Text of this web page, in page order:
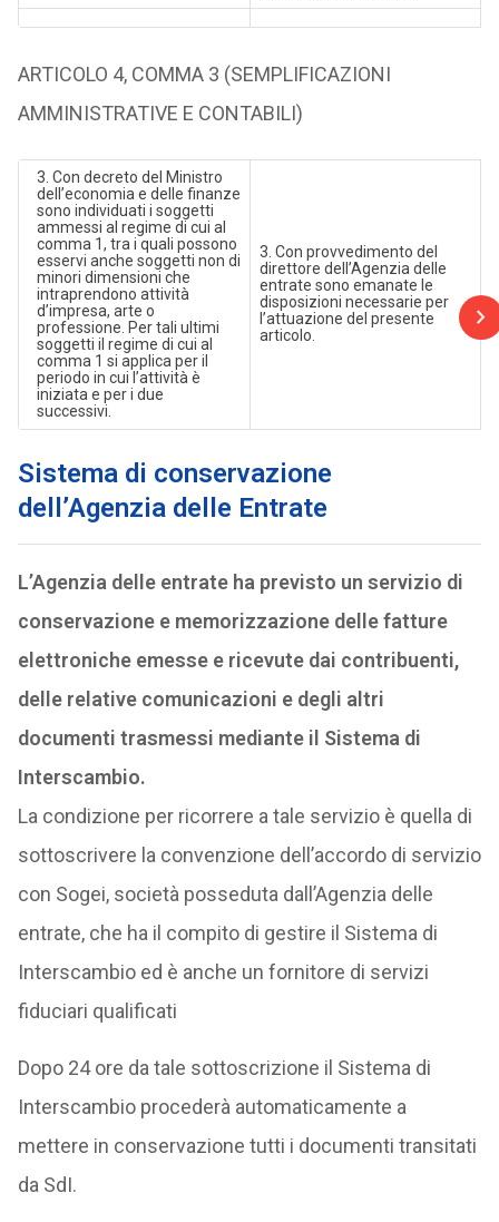
ARTICOLO 4, COMMA 3 (SEMPLIFICAZIONI
AMMINISTRATIVE E CONTABILI)
3. Con decreto del Ministro
dell’economia e delle finanze
sono individuati i soggetti
ammessi al regime di cui al
comma 1, tra i quali possono
esservi anche soggetti non di
minori dimensioni che
intraprendono attività
d’impresa, arte o
professione. Per tali ultimi
soggetti il regime di cui al
comma 1 si applica per il
periodo in cui l’attività è
iniziata e per i due
successivi.
3. Con provvedimento del
direttore dell’Agenzia delle
entrate sono emanate le
disposizioni necessarie per
l’attuazione del presente
articolo.
Sistema di conservazione
dell’Agenzia delle Entrate
L’Agenzia delle entrate ha previsto un servizio di
conservazione e memorizzazione delle fatture
elettroniche emesse e ricevute dai contribuenti,
delle relative comunicazioni e degli altri
documenti trasmessi mediante il Sistema di
Interscambio.
La condizione per ricorrere a tale servizio è quella di
sottoscrivere la convenzione dell’accordo di servizio
con Sogei, società posseduta dall’Agenzia delle
entrate, che ha il compito di gestire il Sistema di
Interscambio ed è anche un fornitore di servizi
fiduciari qualificati
Dopo 24 ore da tale sottoscrizione il Sistema di
Interscambio procederà automaticamente a
mettere in conservazione tutti i documenti transitati
da SdI.